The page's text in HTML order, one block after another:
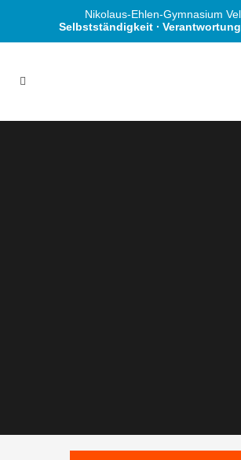
Nikolaus-Ehlen-Gymnasium
Selbstständigkeit ∙